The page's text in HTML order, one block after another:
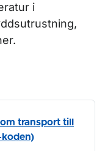
i
transport till
koden)